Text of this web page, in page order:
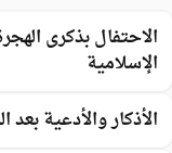
الاحتفال بذكرى
الإسلامية
الأذكار والأدعية بعد